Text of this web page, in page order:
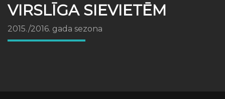
VIRSLĪGA SIEVIETĒM
2015./2016. gada sezona